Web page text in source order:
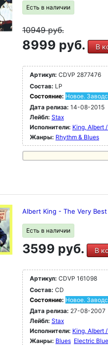
Есть в наличии
10949руб.
8999 руб. В
Артикул: CDVP 2877476
Состав: LP
Состояние: Новое.
Дата релиза: 14-08-2015
Лейбл: Stax
Исполнители: King, Albert
Жанры: Rhythm & Blues
Albert King - The Very
Есть в наличии
3599 руб. В
Артикул: CDVP 161098
Состав: CD
Состояние: Новое.
Дата релиза: 27-08-2007
Лейбл: Stax
Исполнители: King, Albert
Жанры: Blues Electric